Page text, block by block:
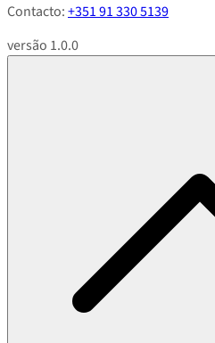
Contacto:+351 91 330 5139
versão 1.0.0